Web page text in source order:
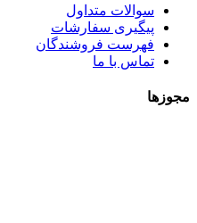
سوالات متداول
پیگیری سفارشات
فهرست فروشندگان
تماس با ما
مجوزها